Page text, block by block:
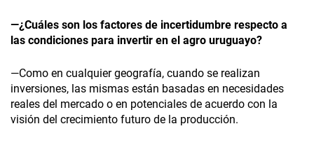
—¿Cuáles son los factores de incertidumbre respecto a
las condiciones para invertir en el agro uruguayo?
—Como en cualquier geografía, cuando se realizan
inversiones, las mismas están basadas en necesidades
reales del mercado o en potenciales de acuerdo con la
visión del crecimiento futuro de la producción.